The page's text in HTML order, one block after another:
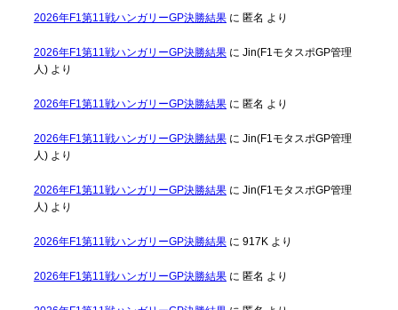
2026年F1第11戦ハンガリーGP決勝結果に 匿名 より
2026年F1第11戦ハンガリーGP決勝結果に Jin(F1モタスポGP管理
人)より
2026年F1第11戦ハンガリーGP決勝結果に 匿名 より
2026年F1第11戦ハンガリーGP決勝結果に Jin(F1モタスポGP管理
人)より
2026年F1第11戦ハンガリーGP決勝結果に Jin(F1モタスポGP管理
人)より
2026年F1第11戦ハンガリーGP決勝結果に 917K より
2026年F1第11戦ハンガリーGP決勝結果に 匿名 より